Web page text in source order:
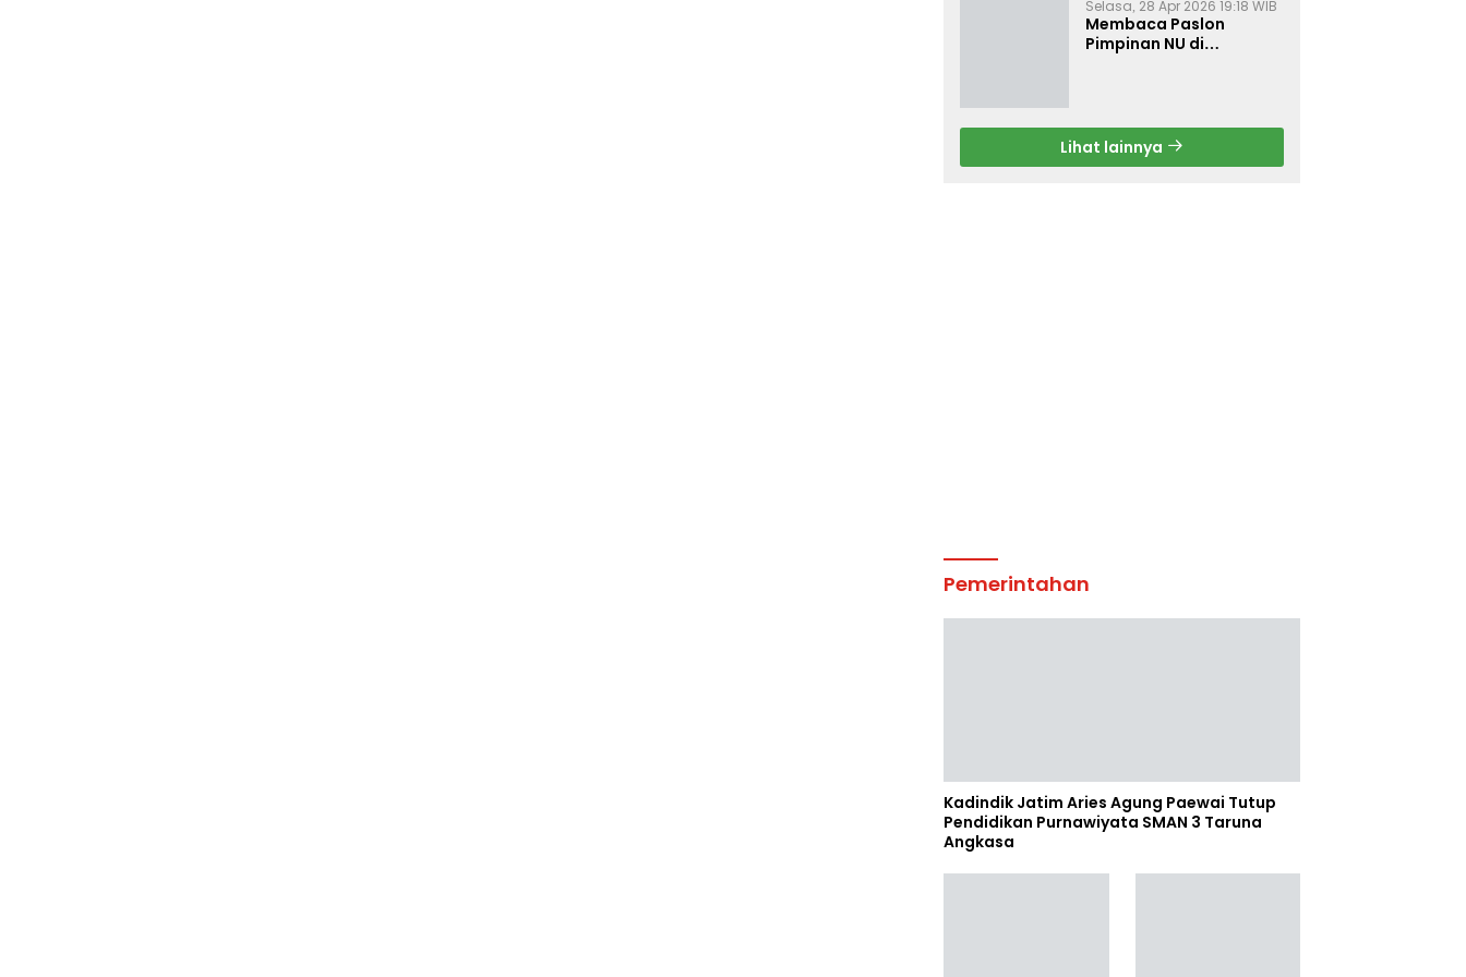
Selasa, 28 Apr 2026 19:18 WIB
Membaca Paslon
Pimpinan NU di
Lihat lainnya
Pemerintahan
Kadindik Jatim Aries Agung Paewai Tutup
Pendidikan Purnawiyata SMAN 3 Taruna
Angkasa